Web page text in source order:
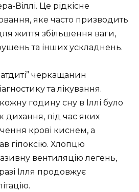
Віллі. Це рідкісне
яке часто призводить
життя збільшення ваги,
та інших ускладнень.
черкащанин
та лікування.
кожну годину сну в Іллі було
дихання, під час яких
крові киснем, а
гіпоксію. Хлопцю
вентиляцію легень,
Ілля продовжує